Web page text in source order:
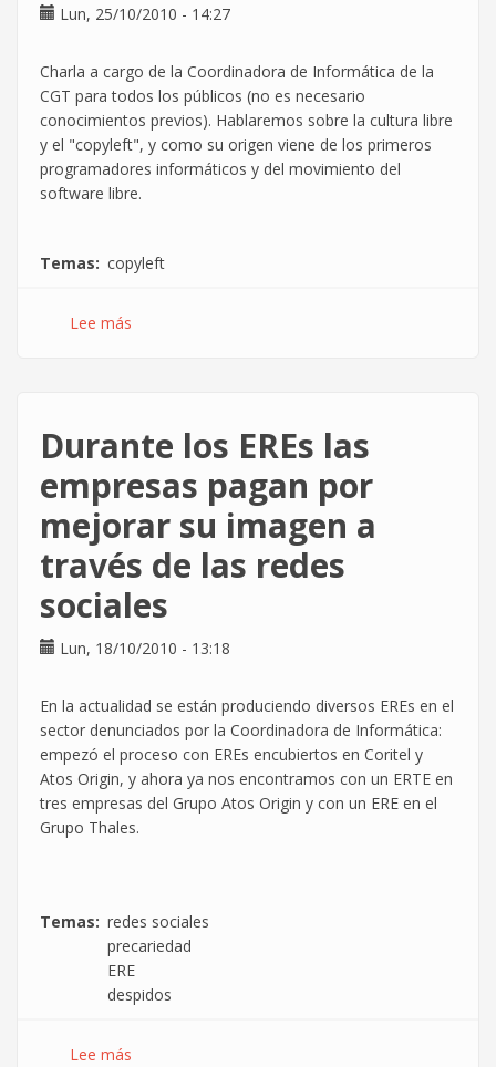
Lun, 25/10/2010 - 14:27
Charla a cargo de la Coordinadora de Informática de la
CGT para todos los públicos (no es necesario
conocimientos previos). Hablaremos sobre la cultura libre
y el "copyleft", y como su origen viene de los primeros
programadores informáticos y del movimiento del
software libre.
Temas copyleft
Lee más
Introducción
"copyleft"
y
la
cultura
(Tomelloso)
Durante los EREs las
empresas pagan por
mejorar su imagen a
través de las redes
sociales
Lun, 18/10/2010 - 13:18
En la actualidad se están produciendo diversos EREs en el
sector denunciados por la Coordinadora de Informática:
empezó el proceso con EREs encubiertos en Coritel y
Atos Origin, y ahora ya nos encontramos con un ERTE en
tres empresas del Grupo Atos Origin y con un ERE en el
Grupo Thales.
Temas
redes sociales
precariedad
ERE
despidos
Lee más